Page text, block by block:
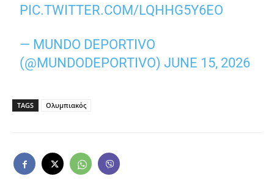
PIC.TWITTER.COM/LQHHG5Y6EO
— MUNDO DEPORTIVO
(@MUNDODEPORTIVO)JUNE 15, 2026
TAGS Ολυμπιακός